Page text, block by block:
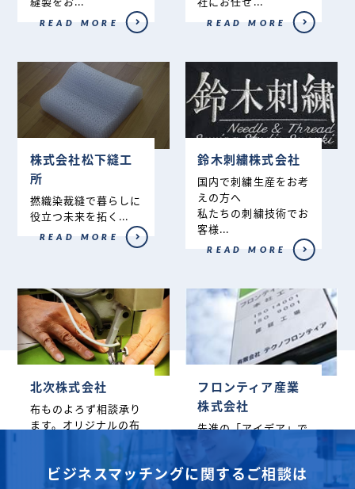
READ MORE READ MORE
株式会社松下縫工
所
撚織染裁縫で暮らしに
役立つ未来を拓く...
READ MORE
鈴木刺繍株式会社
国内で刺繍生産をお考
えの方へ
私たちの刺繍技術でお
客様...
READ MORE
北次株式会社
布ものよろず相談承り
ます。オリジナルの布
製品を製作される際は
READ MORE
フロンティア産業
株式会社
先進の「アイデア」で
未来の快適空間を創
造。澄んだ空気、静か
な環境を未...
ビジネスマッチングに関するご相談は